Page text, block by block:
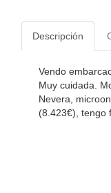
Descripción
Vendo
Muy cuidada.
Nevera,
(8.423€), tengo